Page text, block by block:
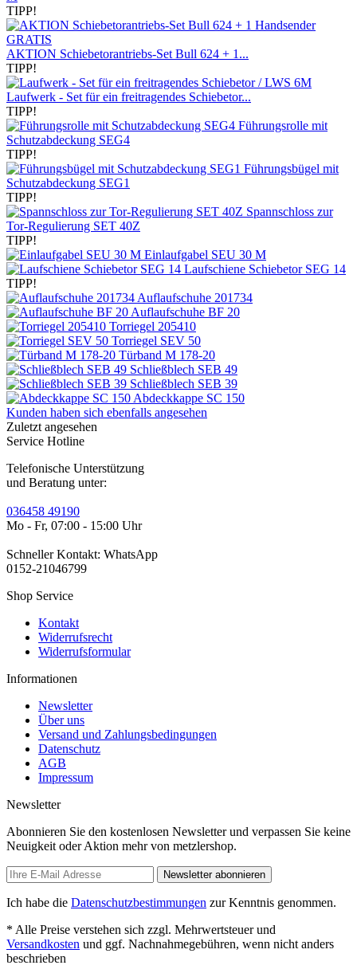
TIPP!
AKTION Schiebetorantriebs-Set Bull 624 + 1...
TIPP!
Laufwerk - Set für ein freitragendes Schiebetor...
TIPP!
Führungsrolle mit
Schutzabdeckung SEG4
TIPP!
Führungsbügel mit
Schutzabdeckung SEG1
TIPP!
Spannschloss zur
Tor-Regulierung SET 40Z
TIPP!
Einlaufgabel SEU 30 M
Laufschiene Schiebetor SEG 14
TIPP!
Auflaufschuhe 201734
Auflaufschuhe BF 20
Torriegel 205410
Torriegel SEV 50
Türband M 178-20
Schließblech SEB 49
Schließblech SEB 39
Abdeckkappe SC 150
Kunden haben sich ebenfalls angesehen
Zuletzt angesehen
Service Hotline
Telefonische Unterstützung
und Beratung unter:
036458 49190
Mo - Fr, 07:00 - 15:00 Uhr
Schneller Kontakt: WhatsApp
0152-21046799
Shop Service
Kontakt
Widerrufsrecht
Widerrufsformular
Informationen
Newsletter
Über uns
Versand und Zahlungsbedingungen
Datenschutz
AGB
Impressum
Newsletter
Abonnieren Sie den kostenlosen Newsletter und verpassen Sie keine
Neuigkeit oder Aktion mehr von metzlershop.
Newsletter abonnieren
Ich habe die Datenschutzbestimmungen zur Kenntnis genommen.
* Alle Preise verstehen sich zzgl. Mehrwertsteuer und
Versandkosten und ggf. Nachnahmegebühren, wenn nicht anders
beschrieben